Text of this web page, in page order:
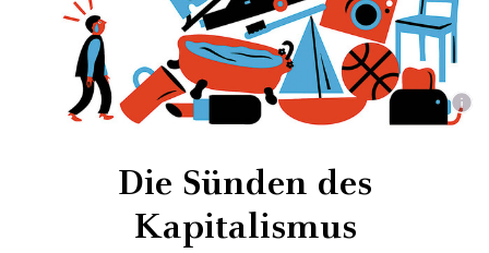
Die Sünden des
Kapitalismus